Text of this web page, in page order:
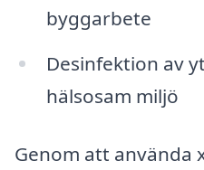
byggarbete
Desinfektion av
hälsosam miljö
Genom att använda